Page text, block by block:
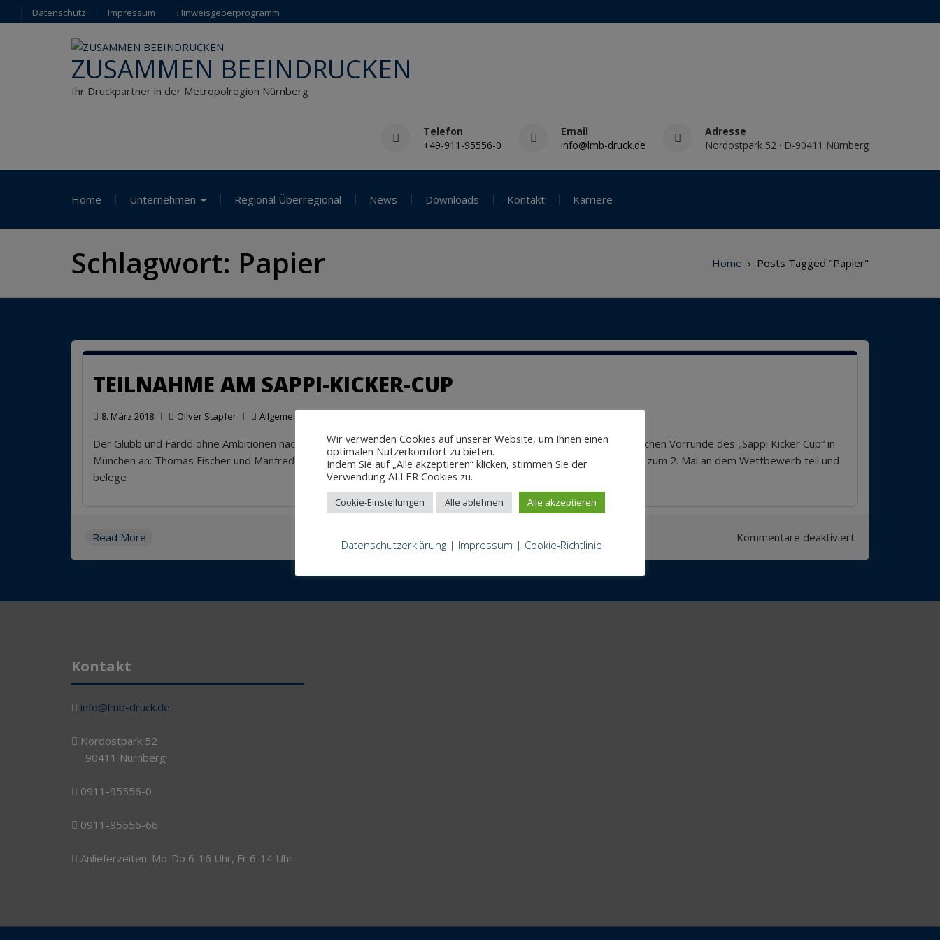
to
Datenschutz Impressum Hinweisgeberprogramm
ZUSAMMEN BEEINDRUCKEN
Ihr Druckpartner in der Metropolregion Nürnberg
Telefon
+49-911-95556-0
Email
info@lmb-druck.de
Adresse
Nordostpark 52 · D-90411 Nürnberg
Home Unternehmen Regional Überregional News Downloads Kontakt Karriere
Schlagwort: Papier Home › Posts Tagged "Papier"
TEILNAHME AM SAPPI-KICKER-CUP
8. März 2018 Oliver Stapfer Allgemein
am
Sappi-
Kicker-
Der Glubb und Färdd ohne Ambitionen nach ganz oben. Mit gleich zwei Teams tritt L/M/B am 08.03.2018 zur deutschen Vorrunde des „Sappi Kicker Cup“ in
München an: Thomas Fischer und Manfred Schnabel von der L/M/B Druck GmbH Louko nehmen als „ Glubb“ bereits zum 2. Mal an dem Wettbewerb teil und
belege
Read More Kommentare deaktiviertfür
Kicker-
Kontakt
info@lmb-druck.de
Nordostpark 52
90411 Nürnberg
0911-95556-0
0911-95556-66
Anlieferzeiten: Mo-Do 6-16 Uhr, Fr 6-14 Uhr
Wir verwenden Cookies auf unserer Website, um Ihnen einen
optimalen Nutzerkomfort zu bieten.
Indem Sie auf „Alle akzeptieren“ klicken, stimmen Sie der
Verwendung ALLER Cookies zu.
Cookie-Einstellungen Alle ablehnen Alle akzeptieren
Datenschutzerklärung| Impressum | Cookie-Richtlinie